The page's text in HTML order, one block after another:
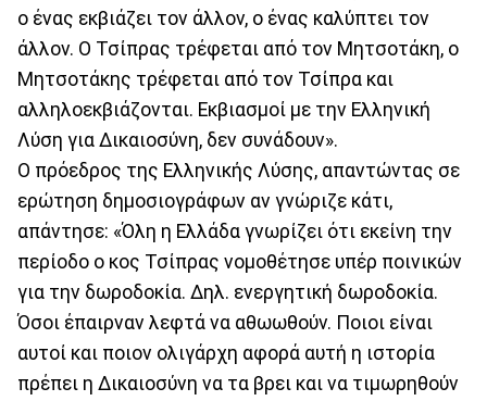
ο ένας εκβιάζει τον άλλον, ο ένας καλύπτει τον
άλλον. Ο Τσίπρας τρέφεται από τον Μητσοτάκη, ο
Μητσοτάκης τρέφεται από τον Τσίπρα και
αλληλοεκβιάζονται. Εκβιασμοί με την Ελληνική
Λύση για Δικαιοσύνη, δεν συνάδουν».
Ο πρόεδρος της Ελληνικής Λύσης, απαντώντας σε
ερώτηση δημοσιογράφων αν γνώριζε κάτι,
απάντησε: «Όλη η Ελλάδα γνωρίζει ότι εκείνη την
περίοδο ο κος Τσίπρας νομοθέτησε υπέρ ποινικών
για την δωροδοκία. Δηλ. ενεργητική δωροδοκία.
Όσοι έπαιρναν λεφτά να αθωωθούν. Ποιοι είναι
αυτοί και ποιον ολιγάρχη αφορά αυτή η ιστορία
πρέπει η Δικαιοσύνη να τα βρει και να τιμωρηθούν